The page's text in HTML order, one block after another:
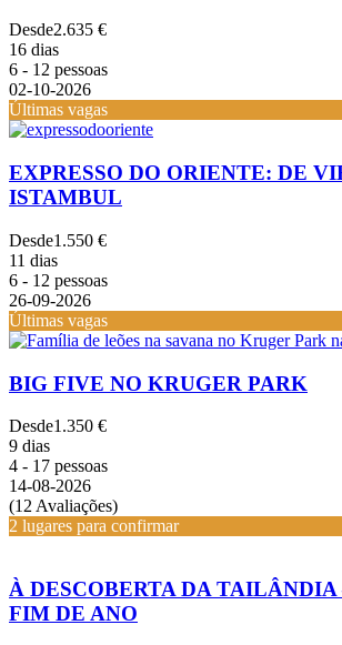
Desde2.635 €
16 dias
6 - 12 pessoas
02-10-2026
Últimas vagas
EXPRESSO DO ORIENTE: DE
ISTAMBUL
Desde1.550 €
11 dias
6 - 12 pessoas
26-09-2026
Últimas vagas
BIG FIVE NO KRUGER PARK
Desde1.350 €
9 dias
4 - 17 pessoas
14-08-2026
(12 Avaliações)
2 lugares para confirmar
À DESCOBERTA DA TAILÂNDIA
FIM DE ANO